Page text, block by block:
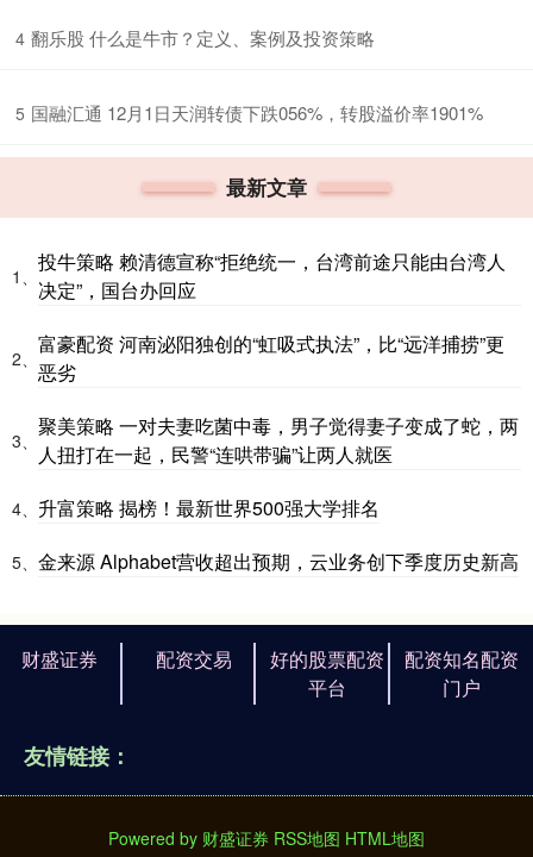
4 ​翻乐股 什么是牛市？定义、案例及投资策略
5 ​国融汇通 12月1日天润转债下跌056%，转股溢价率1901%
最新文章
1、
投牛策略 赖清德宣称“拒绝统一，台湾前途只能由台湾人
决定”，国台办回应
2、
富豪配资 河南泌阳独创的“虹吸式执法”，比“远洋捕捞”更
恶劣
3、
聚美策略 一对夫妻吃菌中毒，男子觉得妻子变成了蛇，两
人扭打在一起，民警“连哄带骗”让两人就医
4、 升富策略 揭榜！最新世界500强大学排名
5、 金来源 Alphabet营收超出预期，云业务创下季度历史新高
财盛证券 配资交易
好的股票配资
平台
配资知名配资
门户
友情链接：
Powered by 财盛证券 RSS地图 HTML地图